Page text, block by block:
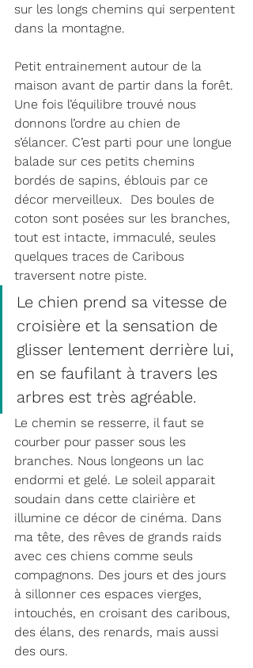
sur les longs chemins qui serpentent
dans la montagne.
Petit entrainement autour de la
maison avant de partir dans la forêt.
Une fois l’équilibre trouvé nous
donnons l’ordre au chien de
s’élancer. C’est parti pour une longue
balade sur ces petits chemins
bordés de sapins, éblouis par ce
décor merveilleux.  Des boules de
coton sont posées sur les branches,
tout est intacte, immaculé, seules
quelques traces de Caribous
traversent notre piste.
Le chien prend sa vitesse de
croisière et la sensation de
glisser lentement derrière lui,
en se faufilant à travers les
arbres est très agréable.
Le chemin se resserre, il faut se
courber pour passer sous les
branches. Nous longeons un lac
endormi et gelé. Le soleil apparait
soudain dans cette clairière et
illumine ce décor de cinéma. Dans
ma tête, des rêves de grands raids
avec ces chiens comme seuls
compagnons. Des jours et des jours
à sillonner ces espaces vierges,
intouchés, en croisant des caribous,
des élans, des renards, mais aussi
des ours.